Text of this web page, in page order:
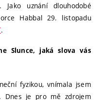
Jako uznání dlouhodobé
Habbal 29. listopadu
.
Slunce, jaká slova vás
fyzikou, vnímala jsem
Dnes je pro mě zdrojem